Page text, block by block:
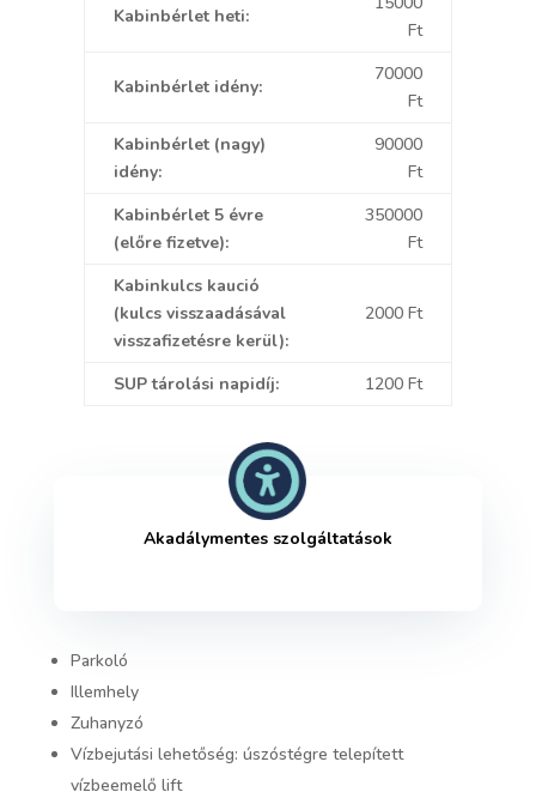
Kabinbérlet heti:
Ft
Kabinbérlet idény:
70000
Ft
Kabinbérlet (nagy)
idény:
90000
Ft
Kabinbérlet 5 évre
(előre fizetve):
350000
Ft
Kabinkulcs kaució
(kulcs visszaadásával
visszafizetésre kerül):
2000 Ft
SUP tárolási napidíj: 1200 Ft
Akadálymentes szolgáltatások
Parkoló
Illemhely
Zuhanyzó
Vízbejutási lehetőség: úszóstégre telepített
vízbeemelő lift